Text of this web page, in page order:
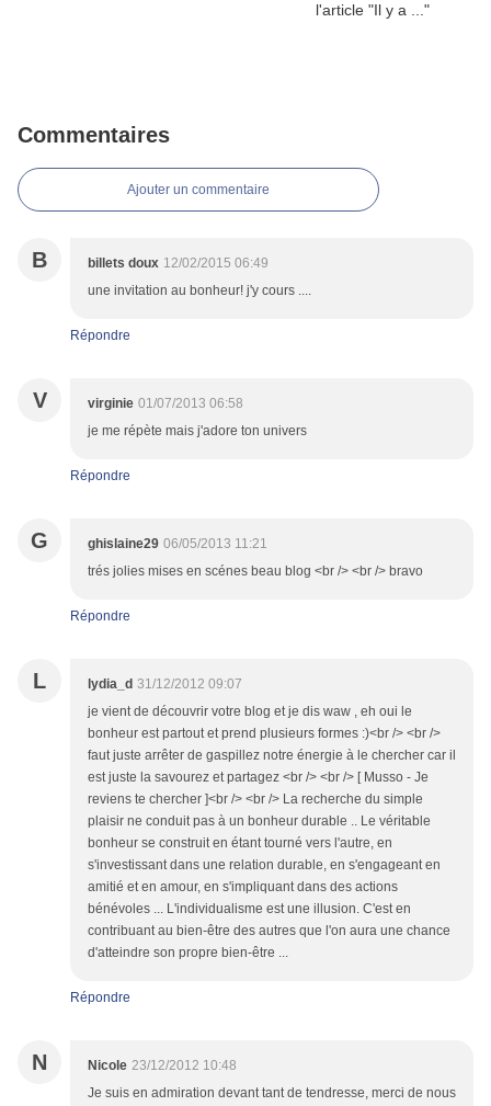
Commentaires
Ajouter un commentaire
B billets doux 12/02/2015 06:49
une invitation au bonheur! j'y cours ....
Répondre
V virginie 01/07/2013 06:58
je me répète mais j'adore ton univers
Répondre
G ghislaine29 06/05/2013 11:21
trés jolies mises en scénes beau blog <br /> <br /> bravo
Répondre
L lydia_d 31/12/2012 09:07
je vient de découvrir votre blog et je dis waw , eh oui le
bonheur est partout et prend plusieurs formes :)<br /> <br />
faut juste arrêter de gaspillez notre énergie à le chercher car il
est juste la savourez et partagez <br /> <br /> [ Musso - Je
reviens te chercher ]<br /> <br /> La recherche du simple
plaisir ne conduit pas à un bonheur durable .. Le véritable
bonheur se construit en étant tourné vers l'autre, en
s'investissant dans une relation durable, en s'engageant en
amitié et en amour, en s'impliquant dans des actions
bénévoles ... L'individualisme est une illusion. C'est en
contribuant au bien-être des autres que l'on aura une chance
d'atteindre son propre bien-être ...
Répondre
N Nicole 23/12/2012 10:48
Je suis en admiration devant tant de tendresse, merci de nous